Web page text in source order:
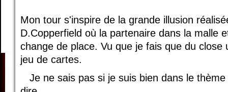
Mon tour s'inspire de la grande illusion
D.Copperfield où la partenaire dans la malle
change de place. Vu que je fais que du close
jeu de cartes.
Je ne sais pas si je suis bien dans le